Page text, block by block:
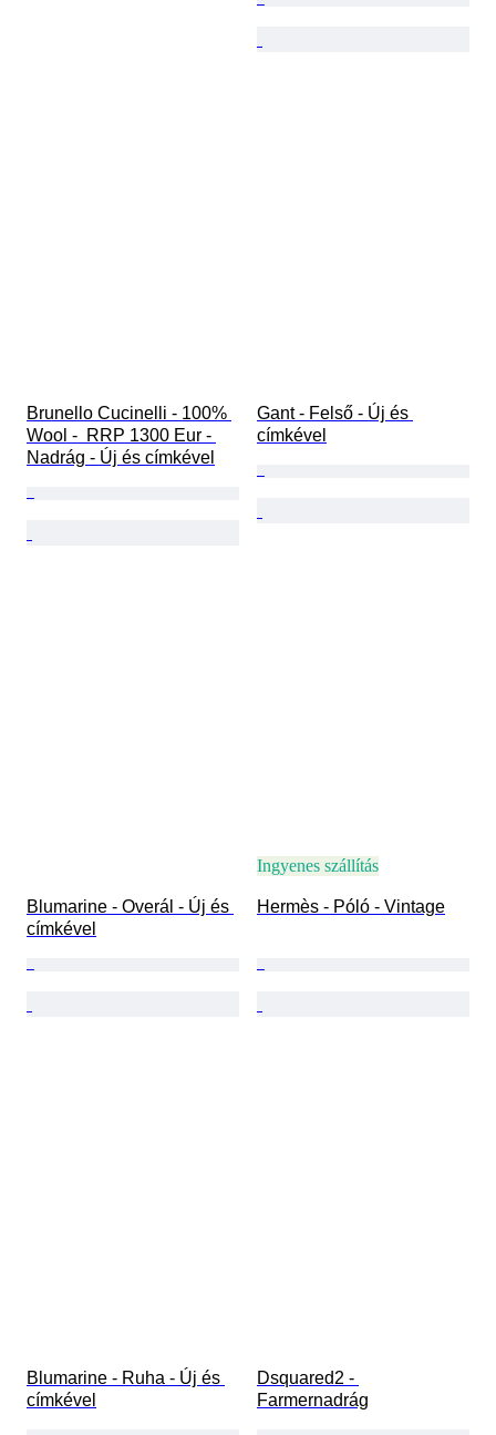
Brunello Cucinelli - 100%
Wool -  RRP 1300 Eur -
Nadrág - Új és címkével
Gant - Felső - Új és
címkével
Blumarine - Overál - Új és
címkével
Ingyenes szállítás
Hermès - Póló - Vintage
Blumarine - Ruha - Új és
címkével
Dsquared2 -
Farmernadrág